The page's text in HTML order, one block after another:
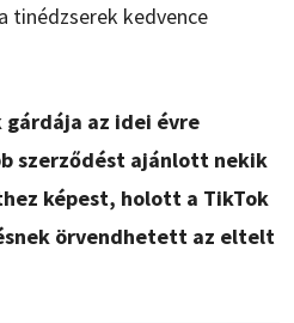
tinédzserek kedvence
gárdája az idei évre
szerződést ajánlott nekik
képest, holott a TikTok
örvendhetett az eltelt